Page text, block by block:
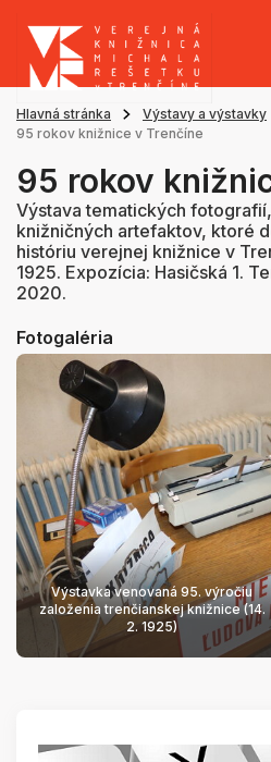
Hlavná stránka
Výstavy a výstavky
95 rokov knižnice v Trenčíne
95 rokov
Výstava tematických
knižničných artefaktov, ktoré
históriu verejnej knižnice v
1925. Expozícia: Hasičská 1.
2020.
Fotogaléria
Výstavka venovaná 95. výročiu
založenia trenčianskej knižnice (14.
2. 1925)